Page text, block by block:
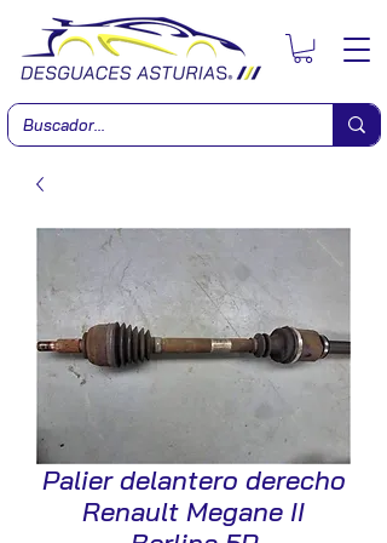
Palier delantero derecho
Renault Megane II